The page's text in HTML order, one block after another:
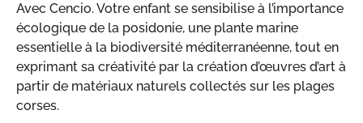
Avec Cencio. Votre enfant se sensibilise à l’importance
écologique de la posidonie, une plante marine
essentielle à la biodiversité méditerranéenne, tout en
exprimant sa créativité par la création d’œuvres d’art à
partir de matériaux naturels collectés sur les plages
corses.